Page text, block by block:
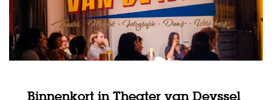
Binnenkort in Theater van Deyssel